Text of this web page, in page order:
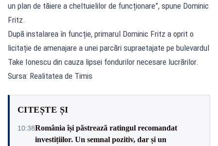
un plan de tăiere a cheltuielilor de funcționare”, spune Dominic
Fritz.
După instalarea în funcție, primarul Dominic Fritz a oprit o
licitație de amenajare a unei parcări supraetajate pe bulevardul
Take Ionescu din cauza lipsei fondurilor necesare lucrărilor.
Sursa: Realitatea de Timis
CITEȘTE ȘI
10:38România își păstrează ratingul recomandat
investițiilor. Un semnal pozitiv, dar și un